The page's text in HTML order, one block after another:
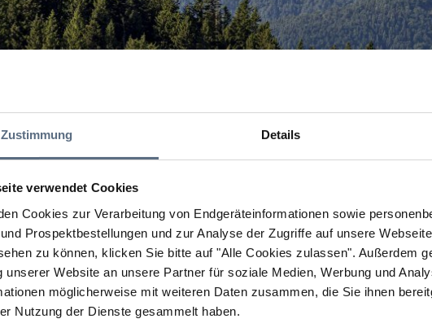
Zustimmung Details
verwendet Cookies
Cookies zur Verarbeitung von Endgeräteinformationen sowie
Prospektbestellungen und zur Analyse der Zugriffe auf unsere
zu können, klicken Sie bitte auf "Alle Cookies zulassen". Außerdem
unserer Website an unsere Partner für soziale Medien, Werbung und
möglicherweise mit weiteren Daten zusammen, die Sie ihnen
Nutzung der Dienste gesammelt haben.